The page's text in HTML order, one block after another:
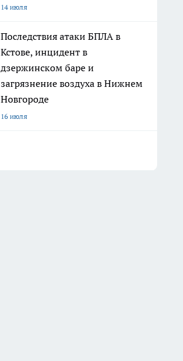
14 июля
Последствия атаки БПЛА в
Кстове, инцидент в
дзержинском баре и
загрязнение воздуха в Нижнем
Новгороде
16 июля